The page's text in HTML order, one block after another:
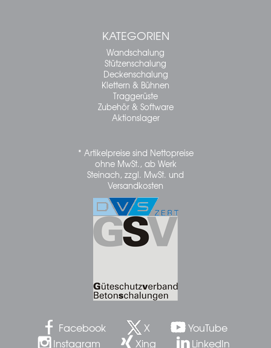
KATEGORIEN
Wandschalung
Stützenschalung
Deckenschalung
Klettern & Bühnen
Traggerüste
Zubehör & Software
Aktionslager
* Artikelpreise sind Nettopreise
ohne MwSt., ab Werk
Steinach, zzgl. MwSt. und
Versandkosten
Facebook X
YouTube
Instagram
Xing LinkedIn